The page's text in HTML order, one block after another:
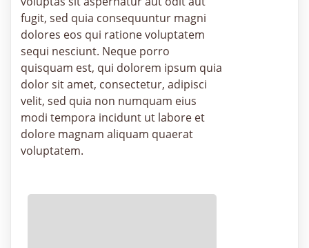
fugit, sed quia consequuntur magni
dolores eos qui ratione voluptatem
sequi nesciunt. Neque porro
quisquam est, qui dolorem ipsum quia
dolor sit amet, consectetur, adipisci
velit, sed quia non numquam eius
modi tempora incidunt ut labore et
dolore magnam aliquam quaerat
voluptatem.